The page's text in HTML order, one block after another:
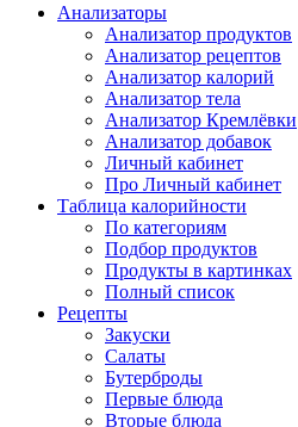
Анализаторы
Анализатор продуктов
Анализатор рецептов
Анализатор калорий
Анализатор тела
Анализатор Кремлёвки
Анализатор добавок
Личный кабинет
Про Личный кабинет
Таблица калорийности
По категориям
Подбор продуктов
Продукты в картинках
Полный список
Рецепты
Закуски
Салаты
Бутерброды
Первые блюда
Вторые блюда